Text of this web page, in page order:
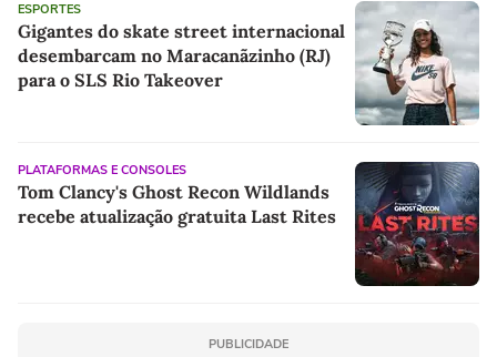
ESPORTES
Gigantes do skate street internacional
desembarcam no Maracanãzinho (RJ)
para o SLS Rio Takeover
PLATAFORMAS E CONSOLES
Tom Clancy's Ghost Recon Wildlands
recebe atualização gratuita Last Rites
PUBLICIDADE